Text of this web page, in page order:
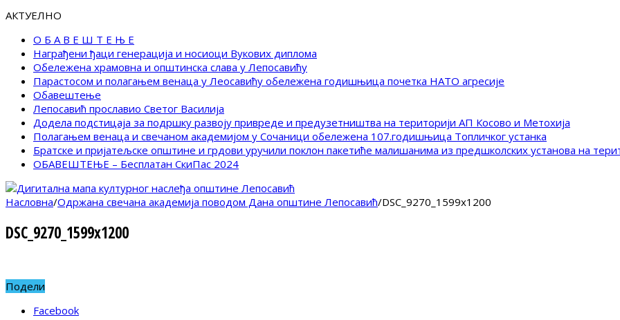
АКТУЕЛНО
О Б А В Е Ш Т Е Њ Е
Награђени ђаци генерација и носиоци Вукових диплома
Обележена храмовна и општинска слава у Лепосавићу
Парастосом и полагањем венаца у Леосавићу обележена годишњица почетка НАТО агресије
Обавештење
Лепосавић прославио Светог Василија
Додела подстицаја за подршку развоју привреде и предузетништва на територији АП Косово и Метохија
Полагањем венаца и свечаном академијом у Сочаници обележена 107.годишњица Топличког устанка
Братске и пријатељске општине и грдови уручили поклон пакетиће малишанима из предшколских установа на
ОБАВЕШТЕЊЕ – Бесплатан СкиПас 2024
Насловна/Одржана свечана академија поводом Дана општине Лепосавић/DSC_9270_1599x1200
DSC_9270_1599x1200
Подели
Facebook